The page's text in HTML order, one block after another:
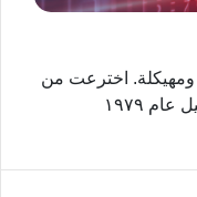
ومهيكلة. اخترعت من
١٩٧٩